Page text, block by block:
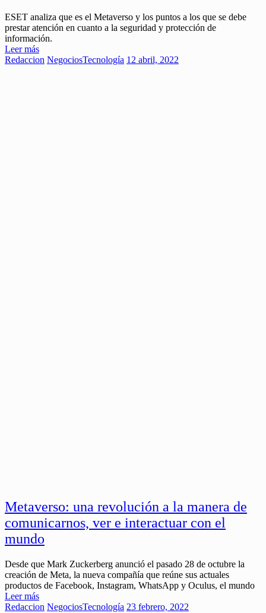
ESET analiza que es el Metaverso y los puntos a los que se debe
prestar atención en cuanto a la seguridad y protección de
información.
Leer más
Redaccion NegociosTecnología 12 abril, 2022
Metaverso: una revolución a la manera de
comunicarnos, ver e interactuar con el
mundo
Desde que Mark Zuckerberg anunció el pasado 28 de octubre la
creación de Meta, la nueva compañía que reúne sus actuales
productos de Facebook, Instagram, WhatsApp y Oculus, el mundo
Leer más
Redaccion NegociosTecnología 23 febrero, 2022